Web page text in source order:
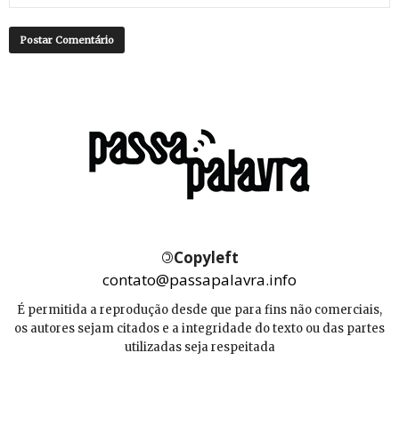
©Copyleft
contato@passapalavra.info
É permitida a reprodução desde que para fins não comerciais,
os autores sejam citados e a integridade do texto ou das partes
utilizadas seja respeitada